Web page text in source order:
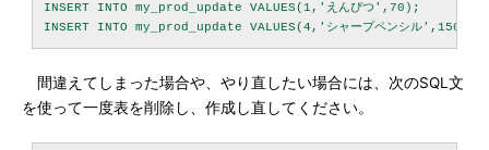
INSERT INTO my_prod_update VALUES(1,'えんぴつ',70);
間違えてしまった場合や、やり直したい場合には、次のSQL文
を使って一度表を削除し、作成し直してください。